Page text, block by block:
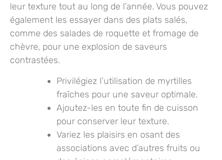
leur texture tout au long de l’année. Vous pouvez
également les essayer dans des plats salés,
comme des salades de roquette et fromage de
chèvre, pour une explosion de saveurs
contrastées.
Privilégiez l’utilisation de myrtilles
fraîches pour une saveur optimale.
Ajoutez-les en toute fin de cuisson
pour conserver leur texture.
Variez les plaisirs en osant des
associations avec d’autres fruits ou